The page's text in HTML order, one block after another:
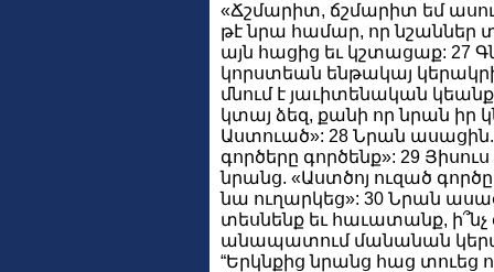
«Ճշմարիտ, ճշմարիտ եմ
թէ նրա համար, որ նշաններ
այն հացից եւ կշտացաք: 27
կորստեան ենթակայ
մնում է յաւիտենական
կտայ ձեզ, քանի որ նրան իր
Աստուած»: 28 Նրան ասացին.
գործերը գործենք»: 29
նրանց. «Աստծոյ ուզած
նա ուղարկեց»: 30 Նրան
տեսնենք եւ հաւատանք, ի՞նչ
անապատում մանանան
“Երկնքից նրանց հաց տուեց